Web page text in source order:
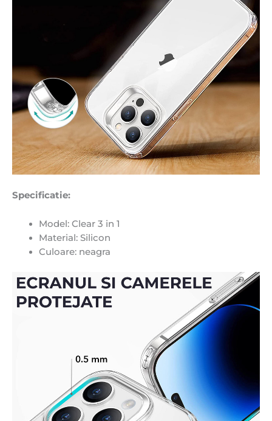
Specificatie:
Model: Clear 3 in 1
Material: Silicon
Culoare: neagra